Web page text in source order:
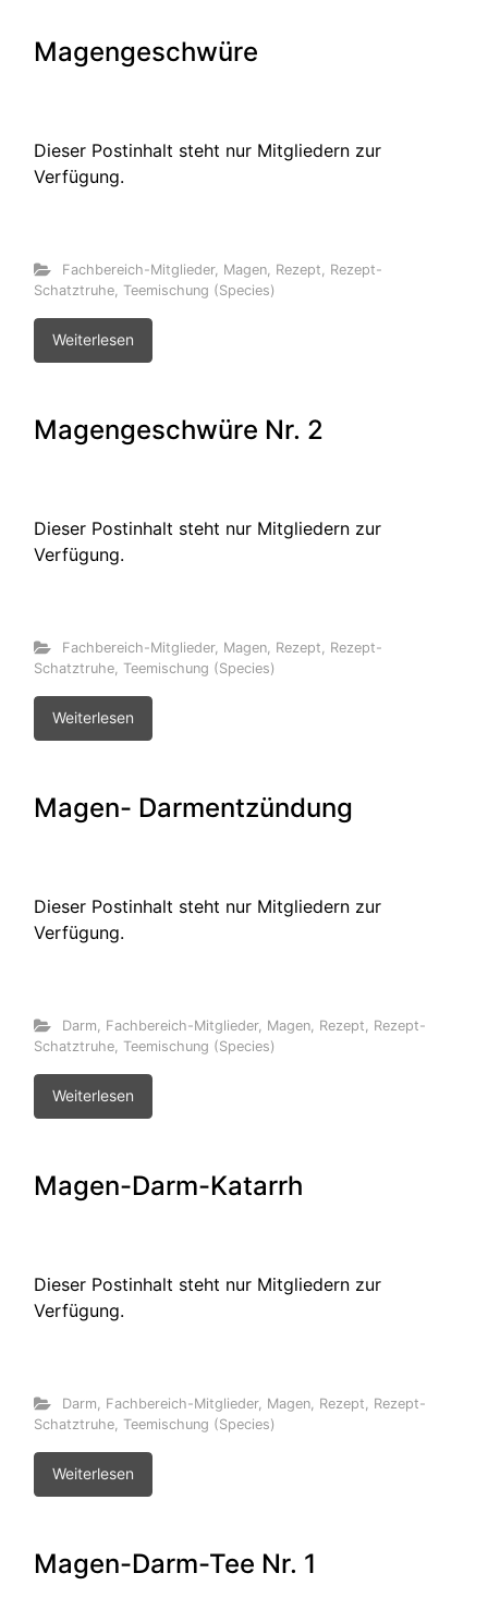
Magengeschwüre
Dieser Postinhalt steht nur Mitgliedern zur
Verfügung.
Fachbereich-Mitglieder, Magen, Rezept
Rezept-
Schatztruhe Teemischung (Species)
Weiterlesen
Magengeschwüre Nr. 2
Dieser Postinhalt steht nur Mitgliedern zur
Verfügung.
Fachbereich-Mitglieder, Magen, Rezept
Rezept-
Schatztruhe Teemischung (Species)
Weiterlesen
Magen- Darmentzündung
Dieser Postinhalt steht nur Mitgliedern zur
Verfügung.
Darm Fachbereich-Mitglieder, Magen, Rezept
Rezept-
Schatztruhe Teemischung (Species)
Weiterlesen
Magen-Darm-Katarrh
Dieser Postinhalt steht nur Mitgliedern zur
Verfügung.
Darm Fachbereich-Mitglieder, Magen, Rezept
Rezept-
Schatztruhe Teemischung (Species)
Weiterlesen
Magen-Darm-Tee Nr. 1